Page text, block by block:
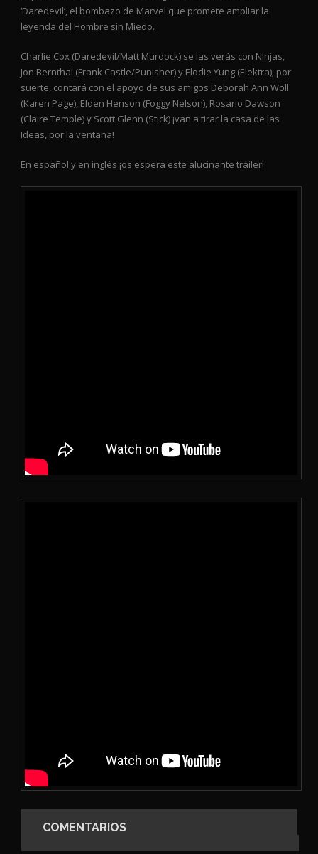
‘Daredevil’, el bombazo de Marvel que promete ampliar la
leyenda del Hombre sin Miedo.
Charlie Cox (Daredevil/Matt Murdock) se las verás con NInjas,
Jon Bernthal (Frank Castle/Punisher) y Elodie Yung (Elektra); por
suerte, contará con el apoyo de sus amigos Deborah Ann Woll
(Karen Page), Elden Henson (Foggy Nelson), Rosario Dawson
(Claire Temple) y Scott Glenn (Stick) ¡van a tirar la casa de las
Ideas, por la ventana!
En español y en inglés ¡os espera este alucinante tráiler!
COMENTARIOS